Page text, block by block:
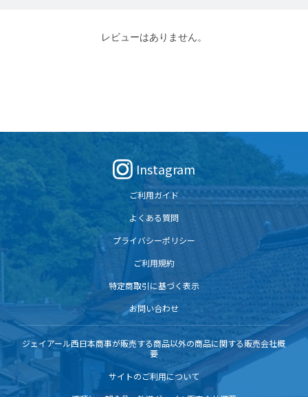
レビューはありません。
Instagram
ご利用ガイド
よくある質問
プライバシーポリシー
ご利用規約
特定商取引に基づく表示
お問い合わせ
ジェイアール西日本商事が販売する商品以外の商品に関する販売会社概
要
サイトのご利用について